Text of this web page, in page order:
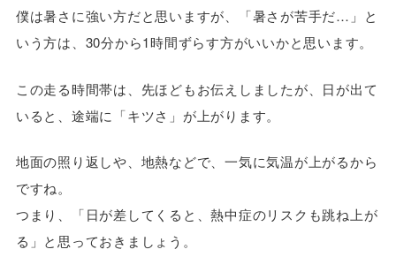
僕は暑さに強い方だと思いますが、「暑さが苦手だ…」と
いう方は、30分から1時間ずらす方がいいかと思います。
この走る時間帯は、先ほどもお伝えしましたが、日が出て
いると、途端に「キツさ」が上がります。
地面の照り返しや、地熱などで、一気に気温が上がるから
ですね。
つまり、「日が差してくると、熱中症のリスクも跳ね上が
る」と思っておきましょう。